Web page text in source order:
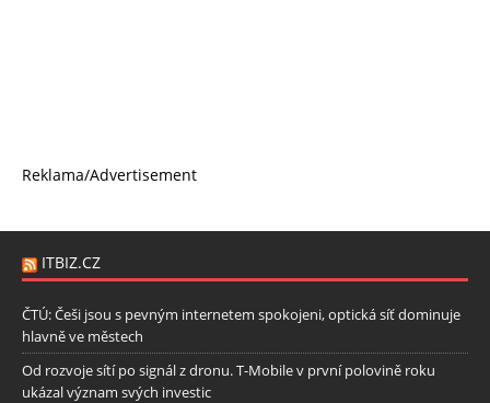
Reklama/Advertisement
ITBIZ.CZ
ČTÚ: Češi jsou s pevným internetem spokojeni, optická síť dominuje
hlavně ve městech
Od rozvoje sítí po signál z dronu. T-Mobile v první polovině roku
ukázal význam svých investic